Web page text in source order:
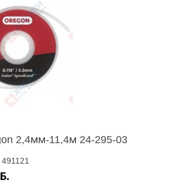
2,4мм-11,4м 24-295-03